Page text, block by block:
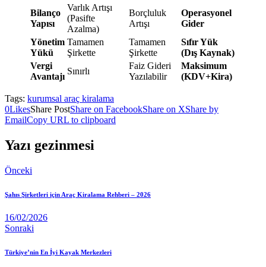
Bilanço
Yapısı
Varlık Artışı
(Pasifte
Azalma)
Borçluluk
Artışı
Operasyonel
Gider
Yönetim
Yükü
Tamamen
Şirkette
Tamamen
Şirkette
Sıfır Yük
(Dış Kaynak)
Vergi
Avantajı
Sınırlı
Faiz Gideri
Yazılabilir
Maksimum
(KDV+Kira)
Tags: kurumsal araç kiralama
0LikesShare PostShare on FacebookShare on XShare by
EmailCopy URL to clipboard
Yazı gezinmesi
Önceki
Şahıs Şirketleri için Araç Kiralama Rehberi – 2026
16/02/2026
Sonraki
Türkiye’nin En İyi Kayak Merkezleri